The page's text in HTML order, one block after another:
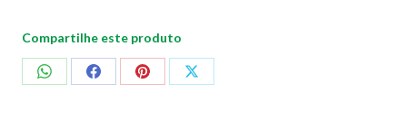
Compartilhe este produto
CompartilharCompartilharCompartilharCompartilhar